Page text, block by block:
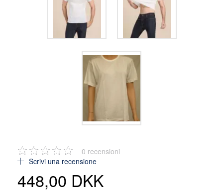
0 recensioni
Scrivi una recensione
448,00 DKK